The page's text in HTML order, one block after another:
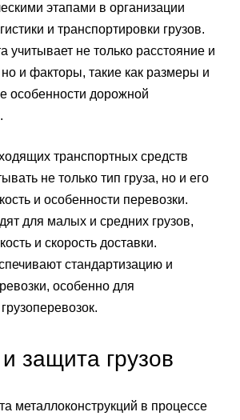
этапами в организации
и транспортировки грузов.
учитывает не только расстояние и
и факторы, такие как размеры и
особенности дорожной
транспортных средств
не только тип груза, но и его
и особенности перевозки.
для малых и средних грузов,
и скорость доставки.
стандартизацию и
особенно для
защита грузов
металлоконструкций в процессе